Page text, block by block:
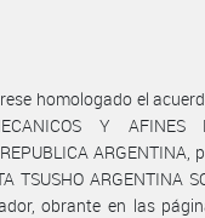
homologado el
Y AFINES
ARGENTINA,
TSUSHO ARGENTINA
obrante en las